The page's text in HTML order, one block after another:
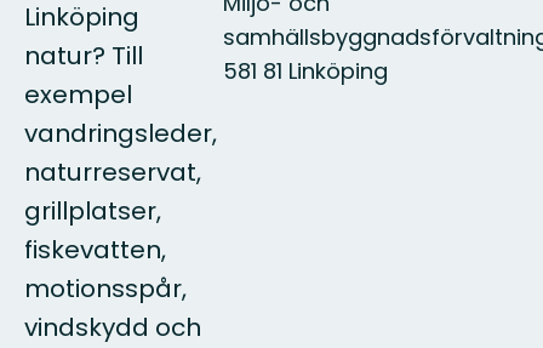
Linköping
natur? Till
exempel
vandringsleder,
naturreservat,
grillplatser,
fiskevatten,
motionsspår,
vindskydd och
581 81 Linköping